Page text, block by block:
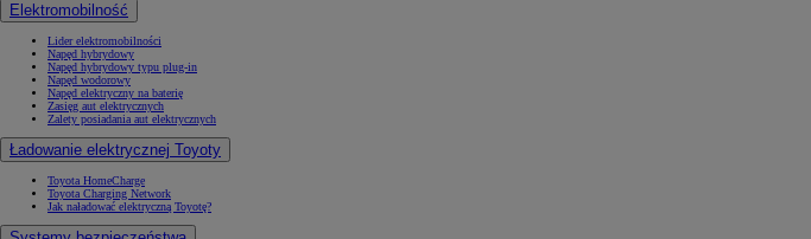
Elektromobilność
Lider elektromobilności
Napęd hybrydowy
Napęd hybrydowy typu plug-in
Napęd wodorowy
Napęd elektryczny na baterię
Zasięg aut elektrycznych
Zalety posiadania aut elektrycznych
Ładowanie elektrycznej Toyoty
Toyota HomeCharge
Toyota Charging Network
Jak naładować elektryczną Toyotę?